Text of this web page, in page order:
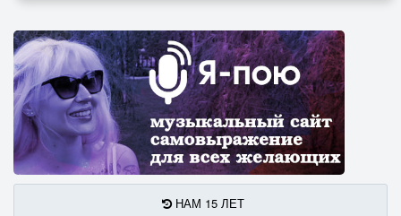
НАМ 15 ЛЕТ